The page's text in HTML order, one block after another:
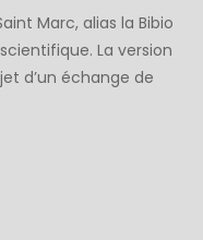
Marc, alias la Bibio
La version
d’un échange de